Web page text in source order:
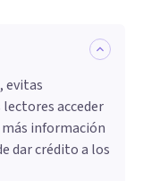
evitas
acceder
información
dar crédito a los